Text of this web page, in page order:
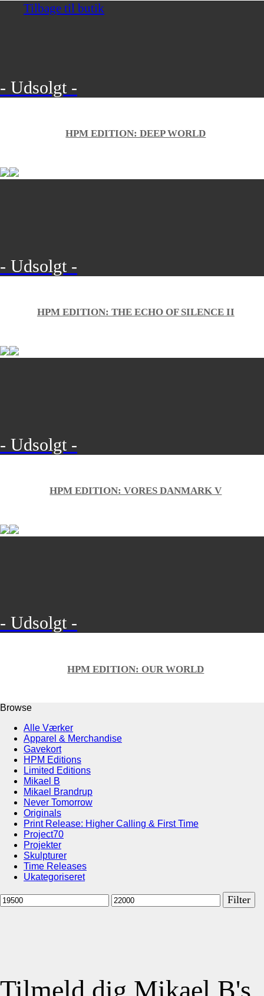
Tilbage til butik
- Udsolgt -
HPM EDITION: DEEP WORLD
- Udsolgt -
HPM EDITION: THE ECHO OF SILENCE II
- Udsolgt -
HPM EDITION: VORES DANMARK V
- Udsolgt -
HPM EDITION: OUR WORLD
Browse
Alle Værker
Apparel & Merchandise
Gavekort
HPM Editions
Limited Editions
Mikael B
Mikael Brandrup
Never Tomorrow
Originals
Print Release: Higher Calling & First Time
Project70
Projekter
Skulpturer
Time Releases
Ukategoriseret
Mindste
pris
Højeste
pris
Filter
Tilmeld dig Mikael B's